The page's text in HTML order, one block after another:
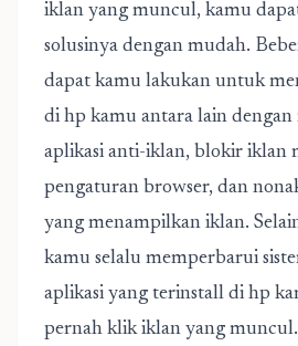
iklan yang muncul, kamu
solusinya dengan mudah.
dapat kamu lakukan untuk
di hp kamu antara lain dengan
aplikasi anti-iklan, blokir iklan
pengaturan browser, dan
yang menampilkan iklan.
kamu selalu memperbarui
aplikasi yang terinstall di hp
pernah klik iklan yang